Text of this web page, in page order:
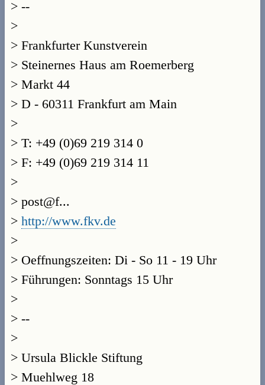
> --
>
> Frankfurter Kunstverein
> Steinernes Haus am Roemerberg
> Markt 44
> D - 60311 Frankfurt am Main
>
> T: +49 (0)69 219 314 0
> F: +49 (0)69 219 314 11
>
> post@f...
> http://www.fkv.de
>
> Oeffnungszeiten: Di - So 11 - 19 Uhr
> Führungen: Sonntags 15 Uhr
>
> --
>
> Ursula Blickle Stiftung
> Muehlweg 18